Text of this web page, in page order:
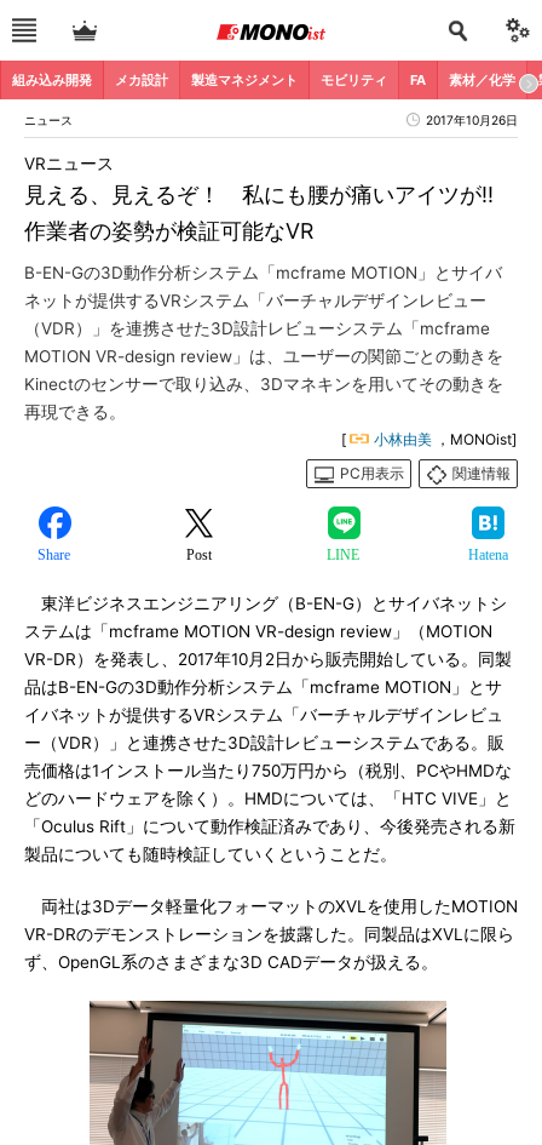
組み込み開発 メカ設計 製造マネジメント モビリティ FA 素材／化学
ニュース 2017年10月26日
見える、見えるぞ！ 私にも腰が痛いアイツが!!
作業者の姿勢が検証可能なVR
VRニュース
B-EN-Gの3D動作分析システム「mcframe MOTION」とサイバ
ネットが提供するVRシステム「バーチャルデザインレビュー
（VDR）」を連携させた3D設計レビューシステム「mcframe
MOTION VR-design review」は、ユーザーの関節ごとの動きを
Kinectのセンサーで取り込み、3Dマネキンを用いてその動きを
再現できる。
[ 小林由美 ，MONOist]
PC用表示
関連情報
Share Post LINE Hatena
東洋ビジネスエンジニアリング（B-EN-G）とサイバネットシ
ステムは「mcframe MOTION VR-design review」（MOTION
VR-DR）を発表し、2017年10月2日から販売開始している。同製
品はB-EN-Gの3D動作分析システム「mcframe MOTION」とサ
イバネットが提供するVRシステム「バーチャルデザインレビュ
ー（VDR）」と連携させた3D設計レビューシステムである。販
売価格は1インストール当たり750万円から（税別、PCやHMDな
どのハードウェアを除く）。HMDについては、「HTC VIVE」と
「Oculus Rift」について動作検証済みであり、今後発売される新
製品についても随時検証していくということだ。
両社は3Dデータ軽量化フォーマットのXVLを使用したMOTION
VR-DRのデモンストレーションを披露した。同製品はXVLに限ら
ず、OpenGL系のさまざまな3D CADデータが扱える。